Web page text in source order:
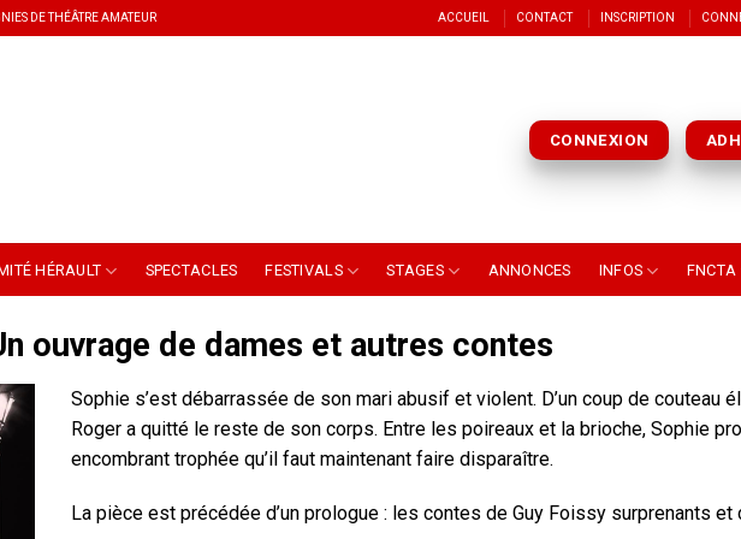
DE THÉÂTRE AMATEUR ACCUEIL CONTACT INSCRIPTION
CONNEXION
HÉRAULT SPECTACLES FESTIVALS STAGES ANNONCES INFOS FNCTA
ouvrage de dames et autres contes
Sophie s’est débarrassée de son mari abusif et violent. D’un coup de couteau
Roger a quitté le reste de son corps. Entre les poireaux et la brioche, Sophie
encombrant trophée qu’il faut maintenant faire disparaître.
La pièce est précédée d’un prologue : les contes de Guy Foissy surprenants et